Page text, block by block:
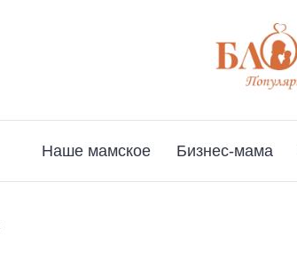
Наше мамское Бизнес-мама